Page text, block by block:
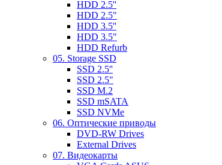
HDD 2.5''
HDD 2.5"
HDD 3.5''
HDD 3.5"
HDD Refurb
05. Storage SSD
SSD 2.5''
SSD 2.5"
SSD M.2
SSD mSATA
SSD NVMe
06. Оптические приводы
DVD-RW Drives
External Drives
07. Видеокарты